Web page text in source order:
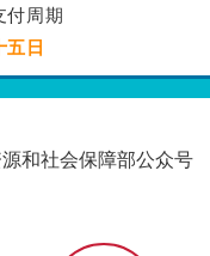
付周期
五日
和社会保障部公众号